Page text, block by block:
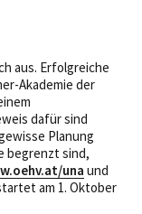
aus. Erfolgreiche
Akademie der
dafür sind
Planung
begrenzt sind,
una und
am 1. Oktober